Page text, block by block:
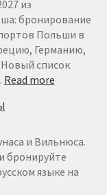
€
29
из
бронирование
Польши в
Германию,
список
Read more:
и Вильнюса.
бронируйте
языке на